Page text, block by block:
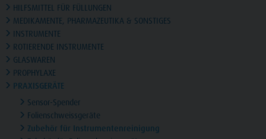
HILFSMITTEL FÜR FÜLLUNGEN
MEDIKAMENTE, PHARMAZEUTIKA & SONSTIGES
INSTRUMENTE
ROTIERENDE INSTRUMENTE
GLASWAREN
PROPHYLAXE
PRAXISGERÄTE
Sensor-Spender
Folienschweissgeräte
Zubehör für Instrumentenreinigung